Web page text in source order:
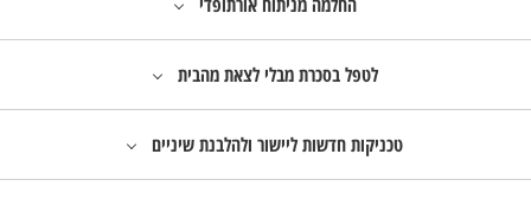
לטפל בסכרת מבלי לצאת מהבית
טכניקות חדשות ליישור ולהלבנת שיניים